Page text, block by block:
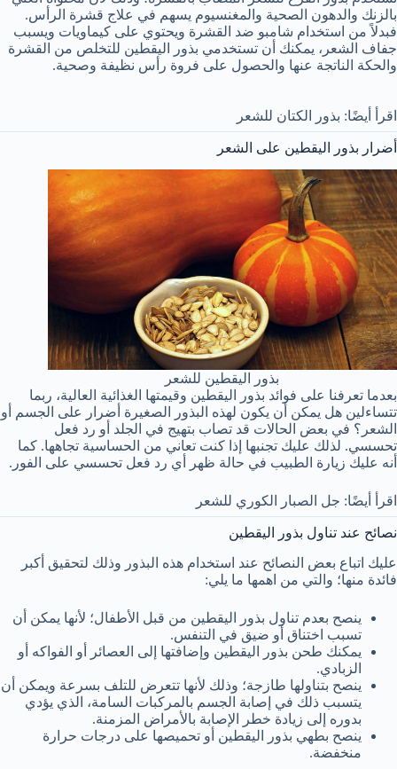
بالزنك والدهون الصحية والمغنسيوم يسهم في علاج قشرة الرأس.
فبدلاً من استخدام شامبو ضد القشرة ويحتوي على كيماويات ويسبب
جفاف الشعر، يمكنك أن تستخدمي بذور اليقطين للتخلص من القشرة
والحكة الناتجة عنها والحصول على فروة رأس نظيفة وصحية.
اقرأ أيضًا: بذور الكتان للشعر
أضرار بذور اليقطين على الشعر
بذور اليقطين للشعر
بعدما تعرفنا على فوائد بذور اليقطين وقيمتها الغذائية العالية، ربما
تتساءلين هل يمكن أن يكون لهذه البذور الصغيرة أضرار على الجسم أو
الشعر؟ في بعض الحالات قد تصاب بتهيج في الجلد أو رد فعل
تحسسي. لذلك عليك تجنبها إذا كنت تعاني من الحساسية تجاهها. كما
أنه عليك زيارة الطبيب في حالة ظهر أي رد فعل تحسسي على الفور.
اقرأ أيضًا: جل الصبار الكوري للشعر
نصائح عند تناول بذور اليقطين
عليك اتباع بعض النصائح عند استخدام هذه البذور وذلك لتحقيق أكبر
فائدة منها؛ والتي من اهمها ما يلي:
ينصح بعدم تناول بذور اليقطين من قبل الأطفال؛ لأنها يمكن أن
تسبب اختناق أو ضيق في التنفس.
يمكنك طحن بذور اليقطين وإضافتها إلى العصائر أو الفواكه أو
الزبادي.
ينصح بتناولها طازجة؛ وذلك لأنها تتعرض للتلف بسرعة ويمكن أن
يتسبب ذلك في إصابة الجسم بالمركبات السامة، الذي يؤدي
بدوره إلى زيادة خطر الإصابة بالأمراض المزمنة.
ينصح بطهي بذور اليقطين أو تحميصها على درجات حرارة
منخفضة.